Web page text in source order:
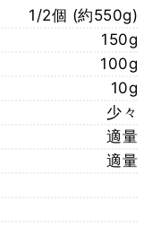
1/2個 (約550g)
150g
100g
10g
少々
適量
適量